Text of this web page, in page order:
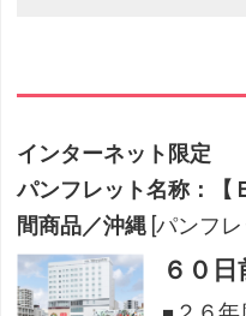
インターネット限定
パンフレット名称：【
間商品／沖縄 [パンフ
６０